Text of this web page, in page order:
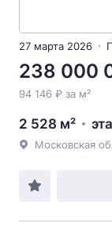
27 марта 2026
238 000
94 146 ₽ за м²
2 528 м²
Московская